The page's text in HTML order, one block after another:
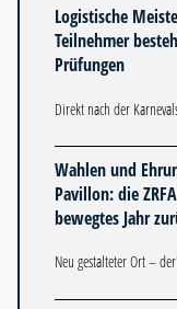
Logistische
Teilnehmer
Prüfungen
Direkt nach der
Wahlen und
Pavillon: die
bewegtes Jahr
Neu gestalteter Ort –